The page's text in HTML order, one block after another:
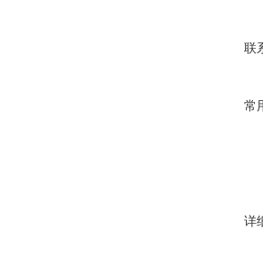
联
常
详